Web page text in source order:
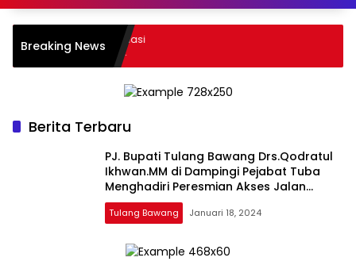
Breaking News
Rapat Evaluasi
Retribusi Daerah
Berita Terbaru
PJ. Bupati Tulang Bawang Drs.Qodratul
Ikhwan.MM di Dampingi Pejabat Tuba
Menghadiri Peresmian Akses Jalan
Evakuasi di Dua Kecamatan
Tulang Bawang Januari 18, 2024